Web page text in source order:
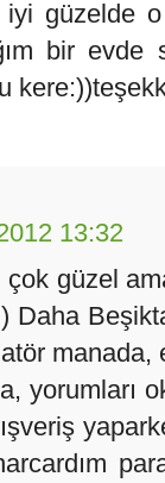
iyi güzelde
bir
13:32
güzel
Daha
manada,
yorumları